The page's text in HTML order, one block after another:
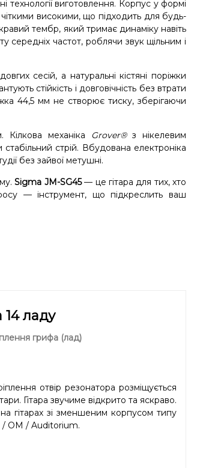
технології виготовлення. Корпус у формі
високими, що підходить для будь-
тембр, який тримає динаміку навіть
середніх частот, роблячи звук щільним і
сесій, а натуральні кістяні поріжки
стійкість і довговічність без втрати
44,5 мм не створює тиску, зберігаючи
механіка Grover®з нікелевим
стрій. Вбудована електроніка
без зайвої метушні.
Sigma JM-SG45— це гітара для тих, хто
— інструмент, що підкреслить ваш
14 ладу
грифа (лад)
отвір резонатора розміщується
Гітара звучиме відкрито та яскраво.
гітарах зі зменшеним корпусом типу
OM / Auditorium.